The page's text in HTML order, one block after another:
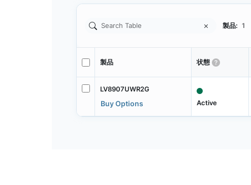
製品: 1
製品 状態
LV8907UWR2G
Buy Options Active